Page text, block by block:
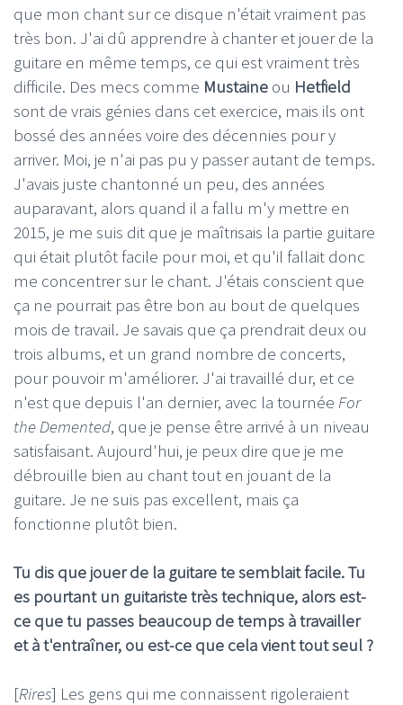
que mon chant sur ce disque n'était vraiment pas
très bon. J'ai dû apprendre à chanter et jouer de la
guitare en même temps, ce qui est vraiment très
difficile. Des mecs comme Mustaine ou Hetfield
sont de vrais génies dans cet exercice, mais ils ont
bossé des années voire des décennies pour y
arriver. Moi, je n'ai pas pu y passer autant de temps.
J'avais juste chantonné un peu, des années
auparavant, alors quand il a fallu m'y mettre en
2015, je me suis dit que je maîtrisais la partie guitare
qui était plutôt facile pour moi, et qu'il fallait donc
me concentrer sur le chant. J'étais conscient que
ça ne pourrait pas être bon au bout de quelques
mois de travail. Je savais que ça prendrait deux ou
trois albums, et un grand nombre de concerts,
pour pouvoir m'améliorer. J'ai travaillé dur, et ce
n'est que depuis l'an dernier, avec la tournée For
the Demented, que je pense être arrivé à un niveau
satisfaisant. Aujourd'hui, je peux dire que je me
débrouille bien au chant tout en jouant de la
guitare. Je ne suis pas excellent, mais ça
fonctionne plutôt bien.
Tu dis que jouer de la guitare te semblait facile. Tu
es pourtant un guitariste très technique, alors est-
ce que tu passes beaucoup de temps à travailler
et à t'entraîner, ou est-ce que cela vient tout seul ?
[Rires] Les gens qui me connaissent rigoleraient